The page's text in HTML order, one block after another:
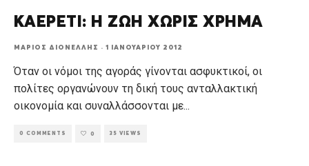
ΚΑΕΡΕΤΙ: Η ΖΩΗ ΧΩΡΙΣ ΧΡΗΜΑ
ΜΆΡΙΟΣ ΔΙΟΝΈΛΛΗΣ · 1 ΙΑΝΟΥΑΡΊΟΥ 2012
Όταν οι νόμοι της αγοράς γίνονται ασφυκτικοί, οι
πολίτες οργανώνουν τη δική τους ανταλλακτική
οικονομία και συναλλάσσονται με...
0 COMMENTS 0 35 VIEWS